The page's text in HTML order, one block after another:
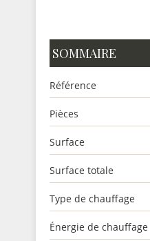
SOMMAIRE
Référence
Pièces
Surface
Surface totale
Type de chauffage
Énergie de chauffage